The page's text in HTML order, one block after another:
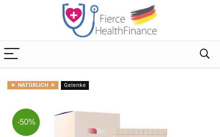
NATÜRLICH Gelenke
-50%